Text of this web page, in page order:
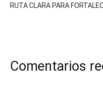
RUTA CLARA PARA
Comentarios